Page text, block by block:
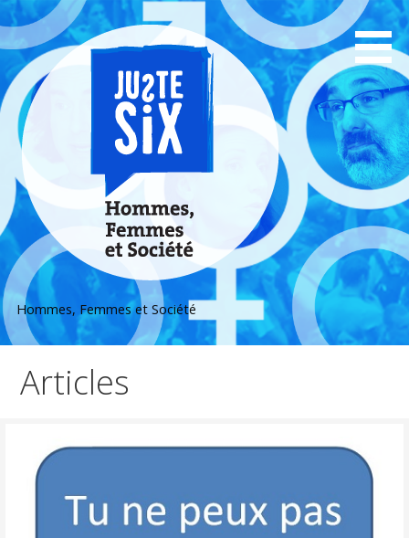
Passer
au
contenu
Hommes, Femmes et Société
Articles